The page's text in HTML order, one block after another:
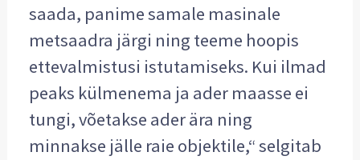
saada, panime samale masinale
metsaadra järgi ning teeme hoopis
ettevalmistusi istutamiseks. Kui ilmad
peaks külmenema ja ader maasse ei
tungi, võetakse ader ära ning
minnakse jälle raie objektile,“ selgitab